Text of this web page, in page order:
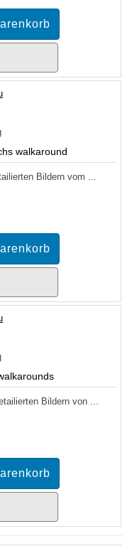
walkaround
Bildern vom ...
Bildern von ...